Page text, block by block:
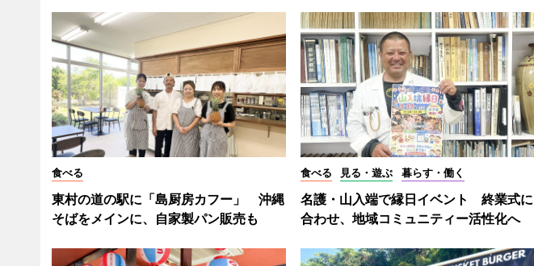
食べる
東村の道の駅に「島厨房カフー」 沖縄
そばをメインに、自家製パン販売も
食べる 見る・遊ぶ 暮らす・働く
名護・山入端で縁日イベント 終業式に
合わせ、地域コミュニティー活性化へ